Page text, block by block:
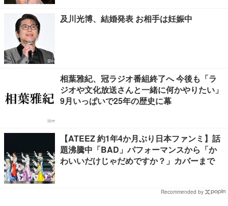
及川光博、結婚発表 お相手は妊娠中
相葉雅紀、冠ラジオ番組終了へ 今後も「ラ
ジオや文化放送さんと一緒に何かやりたい」
9月いっぱいで25年の歴史に幕
【ATEEZ 約1年4か月ぶり日本ファンミ】話
題沸騰中「BAD」パフォーマンスから「か
わいいだけじゃだめですか？」カバーまで
Recommended by